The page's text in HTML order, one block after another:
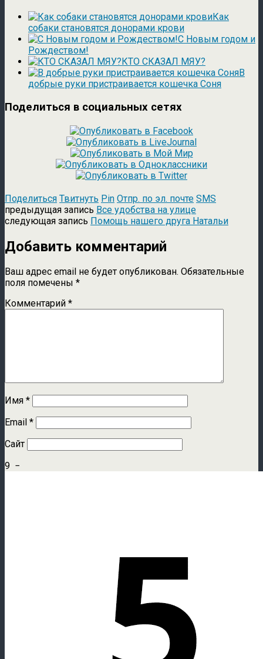
Как
собаки становятся донорами крови
С Новым годом и
Рождеством!
КТО СКАЗАЛ МЯУ?
В
добрые руки пристраивается кошечка Соня
Поделиться в социальных сетях
Поделиться Твитнуть Pin Отпр. по эл. почте SMS
предыдущая запись Все удобства на улице
следующая запись Помощь нашего друга Натальи
Добавить комментарий
Ваш адрес email не будет опубликован. Обязательные
поля помечены *
Комментарий *
Имя *
Email *
Сайт
9 −